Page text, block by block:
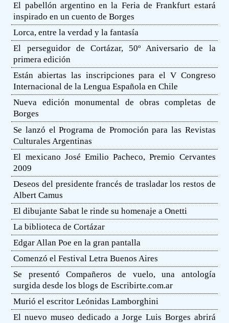
El pabellón argentino en la Feria de Frankfurt estará
inspirado en un cuento de Borges
Lorca, entre la verdad y la fantasía
El perseguidor de Cortázar, 50º Aniversario de la
primera edición
Están abiertas las inscripciones para el V Congreso
Internacional de la Lengua Española en Chile
Nueva edición monumental de obras completas de
Borges
Se lanzó el Programa de Promoción para las Revistas
Culturales Argentinas
El mexicano José Emilio Pacheco, Premio Cervantes
2009
Deseos del presidente francés de trasladar los restos de
Albert Camus
El dibujante Sabat le rinde su homenaje a Onetti
La biblioteca de Cortázar
Edgar Allan Poe en la gran pantalla
Comenzó el Festival Letra Buenos Aires
Se presentó Compañeros de vuelo, una antología
surgida desde los blogs de Escribirte.com.ar
Murió el escritor Leónidas Lamborghini
El nuevo museo dedicado a Jorge Luis Borges abrirá